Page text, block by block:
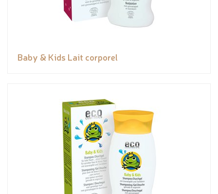
Baby & Kids Lait corporel